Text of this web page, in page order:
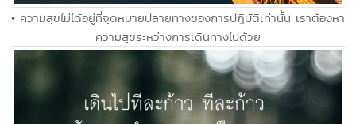
• ความสุขไม่ได้อยู่ที่จุดหมายปลายทางของการปฏิบัติเท่านั้น เราต้องหา
ความสุขระหว่างการเดินทางไปด้วย